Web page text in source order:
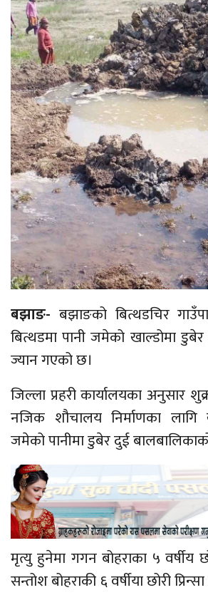
बझाङ- बझाङको बित्थडचिर
बित्थडमा पानी जमेको खाल्डोमा
ज्यान गएको छ।
जिल्ला प्रहरी कार्यालयका अनुसार
नजिक शौचालय निर्माणका लागि
जमेको पानीमा डुबेर दुई
मृत्यु हुनेमा गगन बोहराका ५ वर्षीय
सन्तोश बोहराकी ६ वर्षीया छोरी